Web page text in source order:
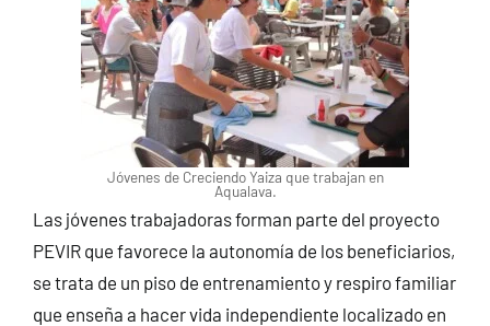
Jóvenes de Creciendo Yaiza que trabajan en
Aqualava.
Las jóvenes trabajadoras forman parte del proyecto
PEVIR que favorece la autonomía de los beneficiarios,
se trata de un piso de entrenamiento y respiro familiar
que enseña a hacer vida independiente localizado en